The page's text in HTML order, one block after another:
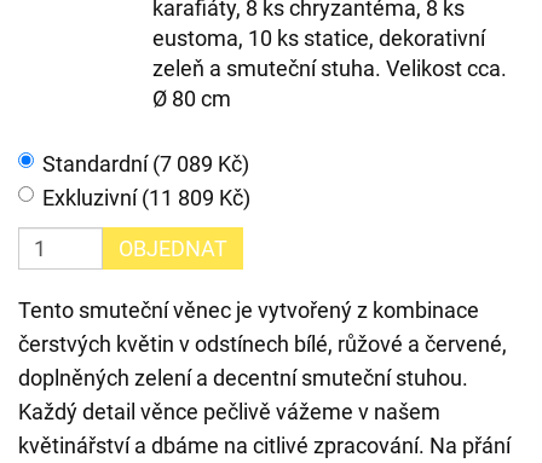
karafiáty, 8 ks chryzantéma, 8 ks
eustoma, 10 ks statice, dekorativní
zeleň a smuteční stuha. Velikost cca.
Ø 80 cm
Standardní (7 089 Kč)
Exkluzivní (11 809 Kč)
OBJEDNAT
Tento smuteční věnec je vytvořený z kombinace
čerstvých květin v odstínech bílé, růžové a červené,
doplněných zelení a decentní smuteční stuhou.
Každý detail věnce pečlivě vážeme v našem
květinářství a dbáme na citlivé zpracování. Na přání